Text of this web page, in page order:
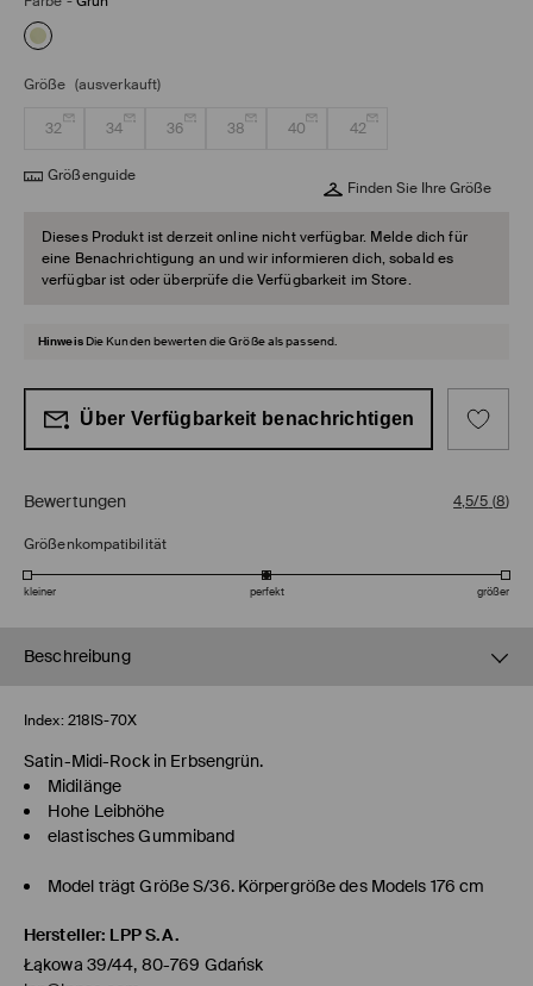
Größe (ausverkauft)
32 34 36 38 40 42
Größenguide
Finden Sie Ihre Größe
Dieses Produkt ist derzeit online nicht verfügbar. Melde dich für
eine Benachrichtigung an und wir informieren dich, sobald es
verfügbar ist oder überprüfe die Verfügbarkeit im Store.
Hinweis Die Kunden bewerten die Größe als passend.
Über Verfügbarkeit benachrichtigen
Bewertungen 4,5/5 (8)
Größenkompatibilität
kleiner perfekt größer
Beschreibung
Index: 218IS-70X
Satin-Midi-Rock in Erbsengrün.
Midilänge
Hohe Leibhöhe
elastisches Gummiband
Model trägt Größe S/36. Körpergröße des Models 176 cm
Hersteller: LPP S.A.
Łąkowa 39/44, 80-769 Gdańsk